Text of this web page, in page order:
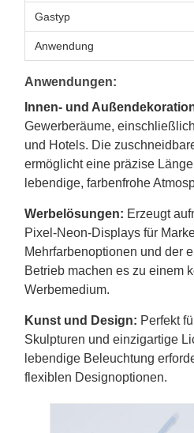
Gastyp
Anwendung
Anwendungen:
Innen- und
Gewerberäume,
und Hotels. Die
ermöglicht eine präzise
lebendige, farbenfrohe
Werbelösungen: Erzeugt
Pixel-Neon-Displays für
Mehrfarbenoptionen und der
Betrieb machen es zu einem
Werbemedium.
Kunst und Design: Perfekt
Skulpturen und einzigartige
lebendige Beleuchtung
flexiblen Designoptionen.